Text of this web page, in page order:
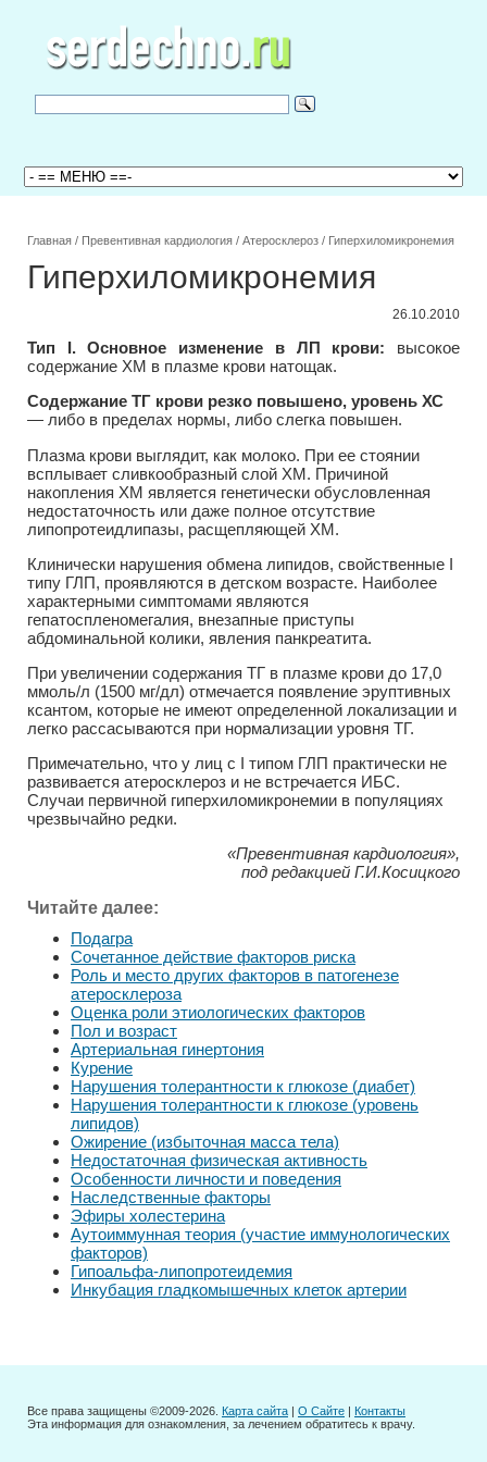
Главная / Превентивная кардиология / Атеросклероз / Гиперхиломикронемия
Гиперхиломикронемия
26.10.2010
Тип I. Основное изменение в ЛП крови: высокое
содержание ХМ в плазме крови натощак.
Содержание ТГ крови резко повышено, уровень ХС
— либо в пределах нормы, либо слегка повышен.
Плазма крови выглядит, как молоко. При ее стоянии
всплывает сливкообразный слой ХМ. Причиной
накопления ХМ является генетически обусловленная
недостаточность или даже полное отсутствие
липопротеидлипазы, расщепляющей ХМ.
Клинически нарушения обмена липидов, свойственные I
типу ГЛП, проявляются в детском возрасте. Наиболее
характерными симптомами являются
гепатоспленомегалия, внезапные приступы
абдоминальной колики, явления панкреатита.
При увеличении содержания ТГ в плазме крови до 17,0
ммоль/л (1500 мг/дл) отмечается появление эруптивных
ксантом, которые не имеют определенной локализации и
легко рассасываются при нормализации уровня ТГ.
Примечательно, что у лиц с I типом ГЛП практически не
развивается атеросклероз и не встречается ИБС.
Случаи первичной гиперхиломикронемии в популяциях
чрезвычайно редки.
«Превентивная кардиология»,
под редакцией Г.И.Косицкого
Читайте далее:
Подагра
Сочетанное действие факторов риска
Роль и место других факторов в патогенезе
атеросклероза
Оценка роли этиологических факторов
Пол и возраст
Артериальная гинертония
Курение
Нарушения толерантности к глюкозе (диабет)
Нарушения толерантности к глюкозе (уровень
липидов)
Ожирение (избыточная масса тела)
Недостаточная физическая активность
Особенности личности и поведения
Наследственные факторы
Эфиры холестерина
Аутоиммунная теория (участие иммунологических
факторов)
Гипоальфа-липопротеидемия
Инкубация гладкомышечных клеток артерии
Все права защищены ©2009-2026. Карта сайта | О Сайте | Контакты
Эта информация для ознакомления, за лечением обратитесь к врачу.